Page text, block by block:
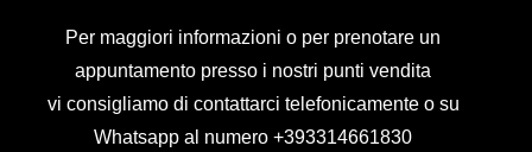
Per maggiori informazioni o per prenotare un
appuntamento presso i nostri punti vendita
vi consigliamo di contattarci telefonicamente o su
Whatsapp al numero+393314661830